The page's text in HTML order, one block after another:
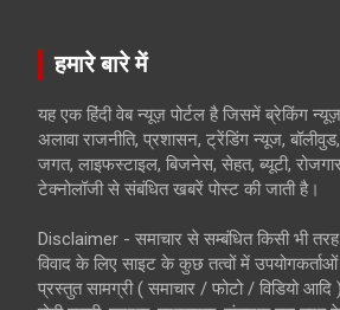
हमारे बारे में
यह एक हिंदी वेब न्यूज़ पोर्टल है जिसमें ब्रेकिंग
अलावा राजनीति, प्रशासन, ट्रेंडिंग न्यूज,
जगत, लाइफस्टाइल, बिजनेस, सेहत, ब्यूटी,
टेक्नोलॉजी से संबंधित खबरें पोस्ट की जाती है।
Disclaimer - समाचार से सम्बंधित किसी भी
विवाद के लिए साइट के कुछ तत्वों में उपयोगकर्ताओं
प्रस्तुत सामग्री ( समाचार / फोटो / विडियो आदि